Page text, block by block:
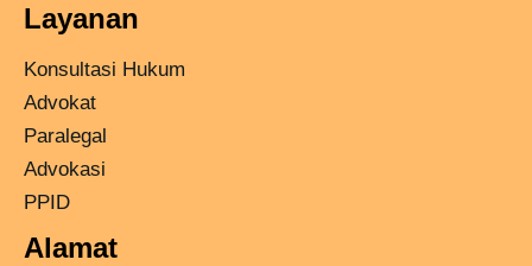
Layanan
Konsultasi Hukum
Advokat
Paralegal
Advokasi
PPID
Alamat